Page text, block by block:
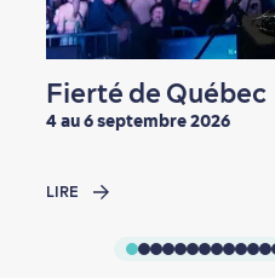
Fierté de Québec
4 au 6 septembre 2026
LIRE